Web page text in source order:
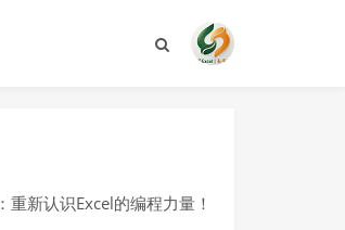
重新认识Excel的编程力量！